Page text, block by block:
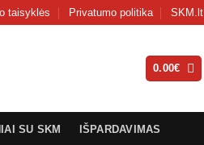
taisyklės Privatumo politika SKM.lt
0.00€
SU SKM IŠPARDAVIMAS